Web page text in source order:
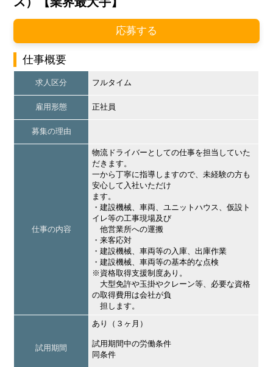
応募する
仕事概要
求人区分 フルタイム
雇用形態 正社員
募集の理由
仕事の内容
物流ドライバーとしての仕事を担当していた
だきます。
一から丁寧に指導しますので、未経験の方も
安心して入社いただけ
ます。
・建設機械、車両、ユニットハウス、仮設ト
イレ等の工事現場及び
他営業所への運搬
・来客応対
・建設機械、車両等の入庫、出庫作業
・建設機械、車両等の基本的な点検
※資格取得支援制度あり。
大型免許や玉掛やクレーン等、必要な資格
の取得費用は会社が負
担します。
試用期間
あり（３ヶ月）
試用期間中の労働条件
同条件